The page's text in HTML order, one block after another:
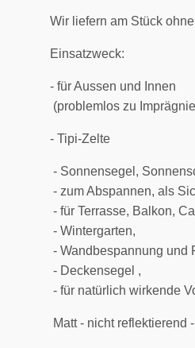
Wir liefern am Stück
Einsatzweck:
- für Aussen und Innen
(problemlos zu
- Tipi-Zelte
- Sonnensegel,
- zum Abspannen, als
- für Terrasse, Balkon,
- Wintergarten,
- Wandbespannung und
- Deckensegel ,
- für natürlich wirkende
Matt - nicht reflektierend